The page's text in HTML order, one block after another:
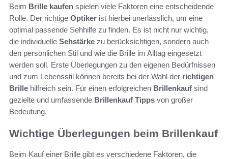
Beim Brille kaufen spielen viele Faktoren eine entscheidende
Rolle. Der richtige Optiker ist hierbei unerlässlich, um eine
optimal passende Sehhilfe zu finden. Es ist nicht nur wichtig,
die individuelle Sehstärke zu berücksichtigen, sondern auch
den persönlichen Stil und wie die Brille im Alltag eingesetzt
werden soll. Erste Überlegungen zu den eigenen Bedürfnissen
und zum Lebensstil können bereits bei der Wahl der richtigen
Brille hilfreich sein. Für einen erfolgreichen Brillenkauf sind
gezielte und umfassende Brillenkauf Tipps von großer
Bedeutung.
Wichtige Überlegungen beim Brillenkauf
Beim Kauf einer Brille gibt es verschiedene Faktoren, die